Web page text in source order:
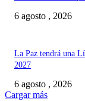
6 agosto , 2026
La Paz tendrá una
2027
6 agosto , 2026
Cargar más